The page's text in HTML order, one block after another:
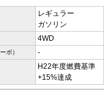
レギュラー
ガソリン
4WD
ボ） -
H22年度燃費基準
+15%達成